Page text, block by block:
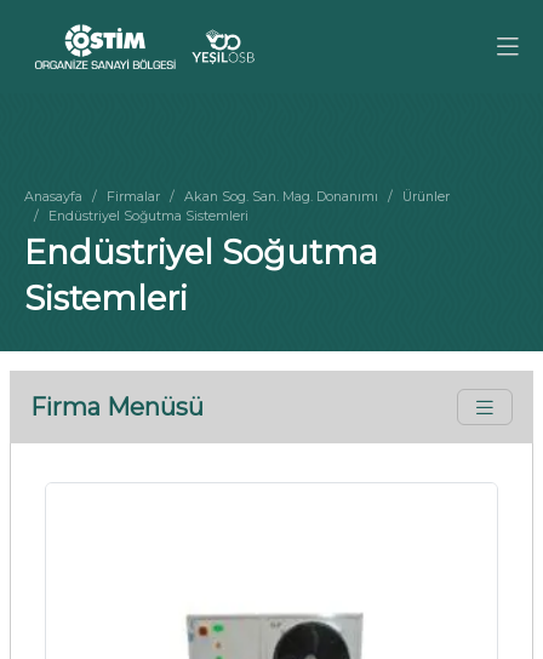
Anasayfa Firmalar Akan Sog. San. Mag. Donanımı
Ürünler
Endüstriyel Soğutma Sistemleri
Endüstriyel Soğutma
Sistemleri
Firma Menüsü